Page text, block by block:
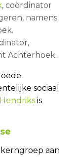
, coördinator
namens
Achterhoek.
sociaal
is
aan